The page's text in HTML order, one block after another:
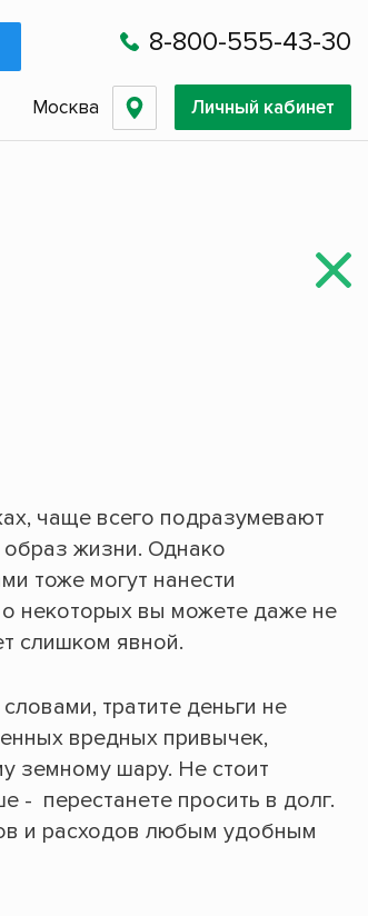
8-800-555-43-30
Москва Личный кабинет
чаще всего подразумевают
жизни. Однако
тоже могут нанести
некоторых вы можете даже не
слишком явной.
тратите деньги не
вредных привычек,
земному шару. Не стоит
- перестанете просить в долг.
и расходов любым удобным